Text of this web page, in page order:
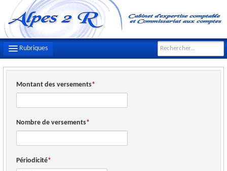
Rubriques
NOTRE ÉQUIPE
Montant des versements
Nombre de versements
Périodicité